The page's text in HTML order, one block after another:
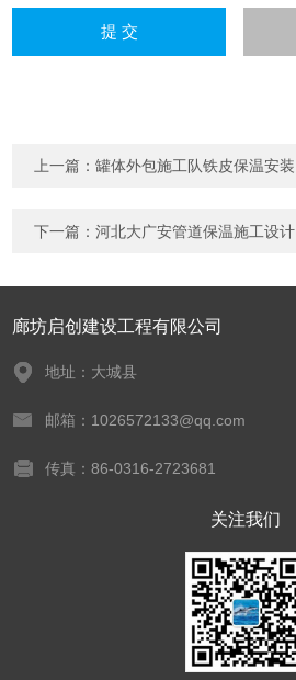
上一篇：罐体外包施工队铁皮保温安装
下一篇：河北大广安管道保温施工设计
廊坊启创建设工程有限公司
地址：大城县
邮箱：1026572133@qq.com
传真：86-0316-2723681
关注我们